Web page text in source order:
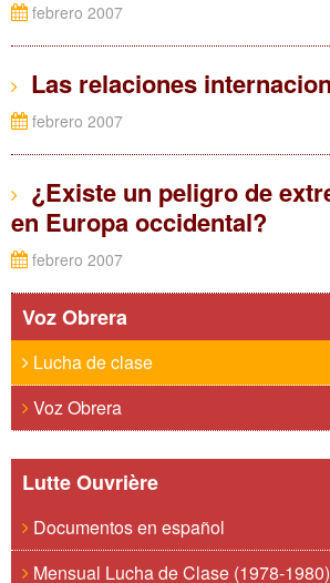
febrero 2007
Las relaciones
febrero 2007
¿Existe un peligro de
en Europa occidental?
febrero 2007
Voz Obrera
Lucha de clase
Voz Obrera
Lutte Ouvrière
Documentos en español
Mensual Lucha de Clase (1978-1980)